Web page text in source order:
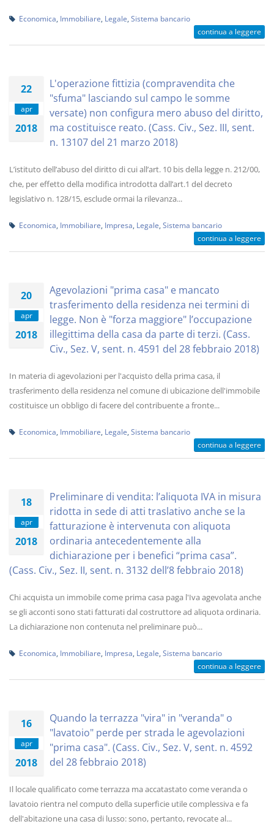
Economica Immobiliare Legale Sistema bancario
continua a leggere
22
apr
2018
L'operazione fittizia (compravendita che
"sfuma" lasciando sul campo le somme
versate) non configura mero abuso del diritto,
ma costituisce reato. (Cass. Civ., Sez. III, sent.
n. 13107 del 21 marzo 2018)
L’istituto dell’abuso del diritto di cui all’art. 10 bis della legge n. 212/00,
che, per effetto della modifica introdotta dall’art.1 del decreto
legislativo n. 128/15, esclude ormai la rilevanza...
Economica Immobiliare Impresa Legale Sistema bancario
continua a leggere
20
apr
2018
Agevolazioni "prima casa" e mancato
trasferimento della residenza nei termini di
legge. Non è "forza maggiore" l’occupazione
illegittima della casa da parte di terzi. (Cass.
Civ., Sez. V, sent. n. 4591 del 28 febbraio 2018)
In materia di agevolazioni per l'acquisto della prima casa, il
trasferimento della residenza nel comune di ubicazione dell'immobile
costituisce un obbligo di facere del contribuente a fronte...
Economica Immobiliare Legale Sistema bancario
continua a leggere
18
apr
2018
Preliminare di vendita: l’aliquota IVA in misura
ridotta in sede di atti traslativo anche se la
fatturazione è intervenuta con aliquota
ordinaria antecedentemente alla
dichiarazione per i benefici “prima casa”.
(Cass. Civ., Sez. II, sent. n. 3132 dell’8 febbraio 2018)
Chi acquista un immobile come prima casa paga l'Iva agevolata anche
se gli acconti sono stati fatturati dal costruttore ad aliquota ordinaria.
La dichiarazione non contenuta nel preliminare può...
Economica Immobiliare Impresa Legale Sistema bancario
continua a leggere
16
apr
2018
Quando la terrazza "vira" in "veranda" o
"lavatoio" perde per strada le agevolazioni
"prima casa". (Cass. Civ., Sez. V, sent. n. 4592
del 28 febbraio 2018)
Il locale qualificato come terrazza ma accatastato come veranda o
lavatoio rientra nel computo della superficie utile complessiva e fa
dell'abitazione una casa di lusso: sono, pertanto, revocate al...